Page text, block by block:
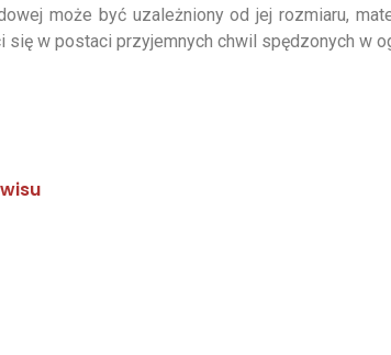
może być uzależniony od jej rozmiaru,
się w postaci przyjemnych chwil spędzonych w